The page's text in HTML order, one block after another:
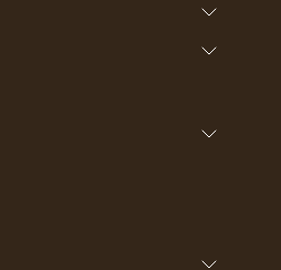
автоматов
и кофеварок